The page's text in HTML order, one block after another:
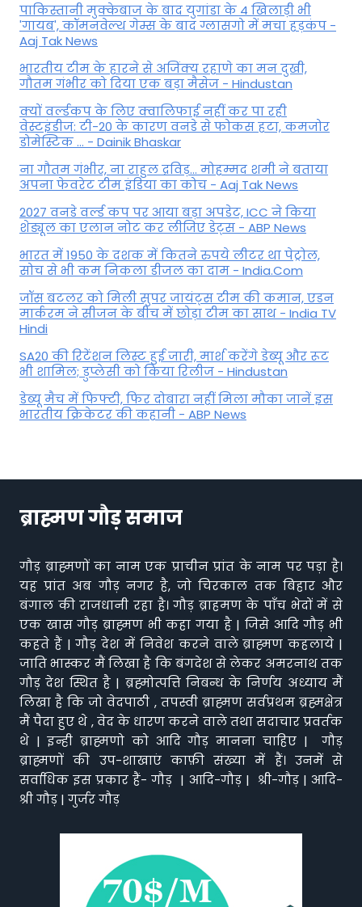
पाकिस्तानी मुक्केबाज के बाद युगांडा के 4 खिलाड़ी भी
'गायब', कॉमनवेल्थ गेम्स के बाद ग्लासगो में मचा हड़कंप -
Aaj Tak News
भारतीय टीम के हारने से अजिंक्य रहाणे का मन दुखी,
गौतम गंभीर को दिया एक बड़ा मैसेज - Hindustan
क्यों वर्ल्डकप के लिए क्वालिफाई नहीं कर पा रही
वेस्टइंडीज: टी-20 के कारण वनडे से फोकस हटा, कमजोर
डोमेस्टिक ... - Dainik Bhaskar
ना गौतम गंभीर, ना राहुल द्रव‍िड़... मोहम्मद शमी ने बताया
अपना फेवरेट टीम इंड‍िया का कोच - Aaj Tak News
2027 वनडे वर्ल्ड कप पर आया बड़ा अपडेट, ICC ने किया
शेड्यूल का एलान नोट कर लीजिए डेट्स - ABP News
भारत में 1950 के दशक में कितने रुपये लीटर था पेट्रोल,
सोच से भी कम निकला डीजल का दाम - India.Com
जॉस बटलर को मिली सुपर जायंट्स टीम की कमान, एडन
मार्करम ने सीजन के बीच में छोड़ा टीम का साथ - India TV
Hindi
SA20 की रिटेंशन लिस्ट हुई जारी, मार्श करेंगे डेब्यू और रूट
भी शामिल; डुप्लेसी को किया रिलीज - Hindustan
डेब्यू मैच में फिफ्टी, फिर दोबारा नहीं मिला मौका जानें इस
भारतीय क्रिकेटर की कहानी - ABP News
ब्राह्मण गौड़ समाज
गौड़ ब्राह्मणों का नाम एक प्राचीन प्रांत के नाम पर पड़ा है।
यह प्रांत अब गौड़ नगर है, जो चिरकाल तक बिहार और
बंगाल की राजधानी रहा है। गौड़ ब्राहमण के पाँच भेदों में से
एक खास गौड़ ब्राह्मण भी कहा गया है | जिसे आदि गौड़ भी
कहते हैं | गौड़ देश में निवेश करने वाले ब्राह्मण कहलाये |
जाति भास्कर मैं लिखा है कि बंगदेश से लेकर अमरनाथ तक
गौड़ देश स्थित है | ब्रह्मोत्पत्ति निबन्ध के निर्णय अध्याय मैं
लिखा है कि जो वेदपाठी , तपस्वी ब्राह्मण सर्वप्रथम ब्रह्मक्षेत्र
मैं पैदा हुए थे , वेद के धारण करने वाले तथा सदाचार प्रवर्तक
थे | इन्ही ब्राह्मणो को आदि गौड़ मानना चाहिए | गौड़
ब्राह्मणों की उप-शाखाएं काफ़ी संख्या में हैं। उनमें से
सर्वाधिक इस प्रकार हैं- गौड़ | आदि-गौड़ | श्री-गौड़ | आदि-
श्री गौड़ | गुर्जर गौड़